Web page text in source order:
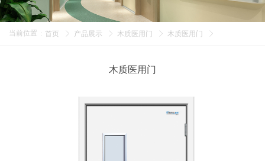
工程案例
新闻资讯
当前位置 : 首页 产品展示 木质医用门 木质医用门
木质医用门